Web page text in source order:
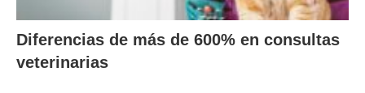
Diferencias de más de 600% en consultas
veterinarias